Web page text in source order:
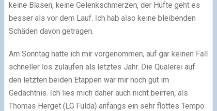
keine Blasen, keine Gelenkschmerzen, der Hüfte geht es
besser als vor dem Lauf. Ich hab also keine bleibenden
Schäden davon getragen.
Am Sonntag hatte ich mir vorgenommen, auf gar keinen Fall
schneller los zulaufen als letztes Jahr. Die Quälerei auf
den letzten beiden Etappen war mir noch gut im
Gedächtnis. Ich lies mich daher auch nicht beirren, als
Thomas Herget (LG Fulda) anfangs ein sehr flottes Tempo